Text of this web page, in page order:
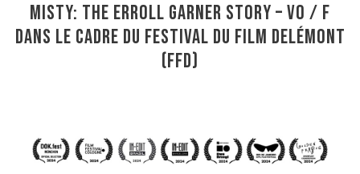
Misty: The Erroll Garner story – VO / F
Dans le cadre du Festival du film Delémont
(FFD)